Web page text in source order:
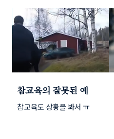
참교육의 잘못된 예
참교육도 상황을 봐서 ㅠ